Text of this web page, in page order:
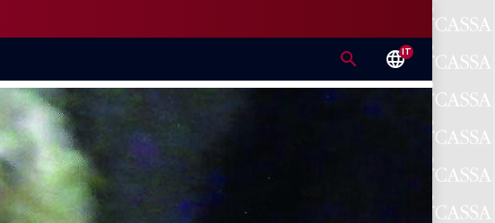
search languageIT